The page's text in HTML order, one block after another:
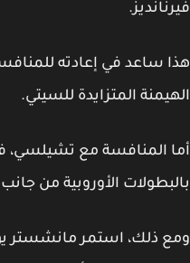
ساعد في إعادته للمنافسة
المتزايدة للسيتي.
المنافسة مع تشيلسي،
الأوروبية من جانب
ذلك، استمر مانشستر